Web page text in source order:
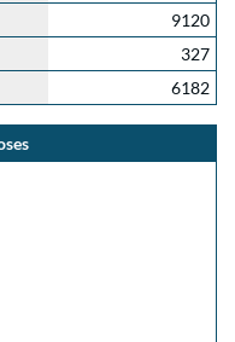
9120
327
6182